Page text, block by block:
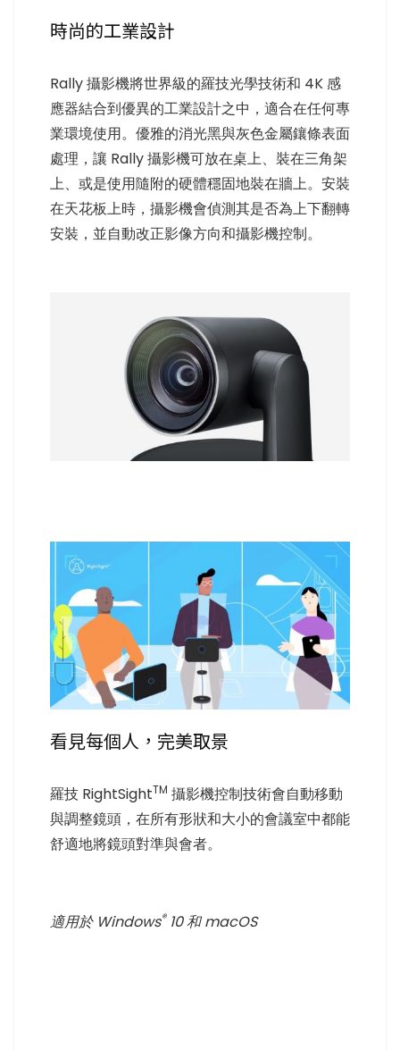
時尚的工業設計
Rally 攝影機將世界級的羅技光學技術和 4K 感
應器結合到優異的工業設計之中，適合在任何專
業環境使用。優雅的消光黑與灰色金屬鑲條表面
處理，讓 Rally 攝影機可放在桌上、裝在三角架
上、或是使用隨附的硬體穩固地裝在牆上。安裝
在天花板上時，攝影機會偵測其是否為上下翻轉
安裝，並自動改正影像方向和攝影機控制。
看見每個人，完美取景
羅技 RightSightTM 攝影機控制技術會自動移動
與調整鏡頭，在所有形狀和大小的會議室中都能
舒適地將鏡頭對準與會者。
適用於 Windows®10 和 macOS